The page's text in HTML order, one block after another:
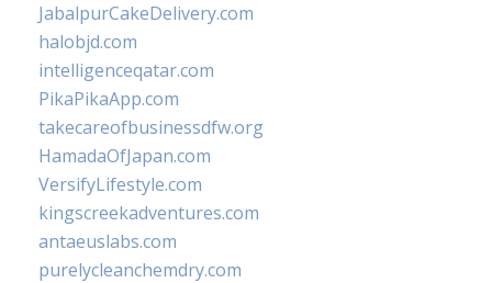
JabalpurCakeDelivery.com
halobjd.com
intelligenceqatar.com
PikaPikaApp.com
takecareofbusinessdfw.org
HamadaOfJapan.com
VersifyLifestyle.com
kingscreekadventures.com
antaeuslabs.com
purelycleanchemdry.com